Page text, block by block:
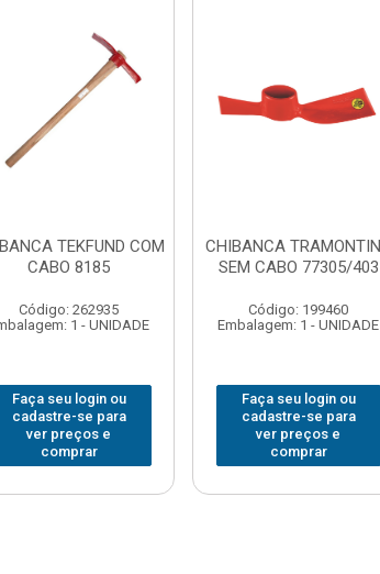
TEKFUND COM
CABO 8185
Código: 262935
1 - UNIDADE
Faça seu login ou
cadastre-se para
ver preços e
comprar
CHIBANCA
SEM CABO 77305/403
Código: 199460
Embalagem: 1 - UNIDADE
Faça seu login ou
cadastre-se para
ver preços e
comprar